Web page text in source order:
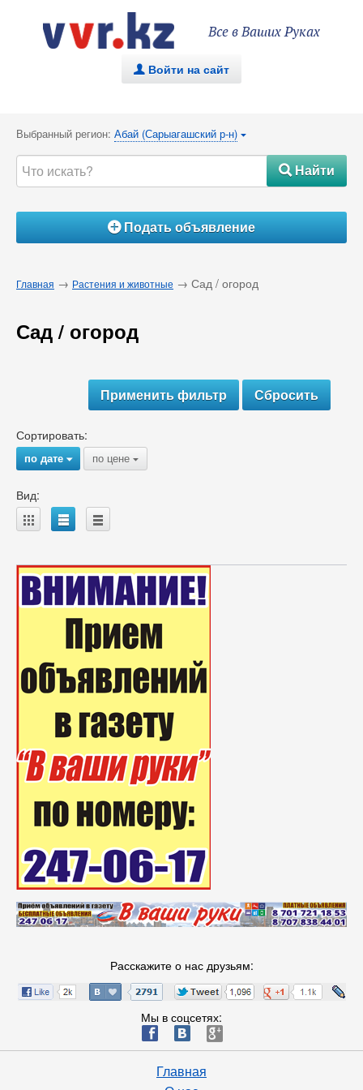
Все в Ваших Руках
. Войти на сайт
Выбранный регион: Абай (Сарыагашский р-н) {
#Найти
ÁПодать объявление
Главная → Растения и животные → Сад / огород
Сад / огород
Сортировать:
по дате{ по цене {
Вид:
A B C
Расскажите о нас друзьям:
Мы в соцсетях:
ä æ è
Главная